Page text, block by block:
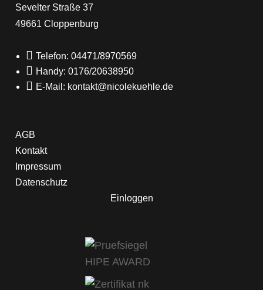
Sevelter Straße 37
49661 Cloppenburg
 Telefon: 04471/8970569
 Handy: 0176/20638950
 E-Mail: kontakt@nicolekuehle.de
AGB
Kontakt
Impressum
Datenschutz
Einloggen